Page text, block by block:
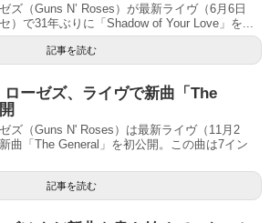
ズ（Guns N’ Roses）が最新ライヴ（6月6日
）で31年ぶりに「Shadow of Your Love」を...
記事を読む
ーゼズ、ライヴで新曲「The
ズ（Guns N' Roses）は最新ライヴ（11月2
曲「The General」を初公開。この曲は7イン
記事を読む